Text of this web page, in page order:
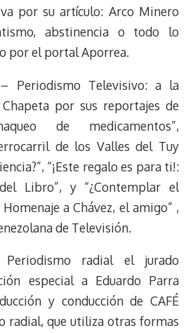
por su artículo: Arco Minero
abstinencia o todo lo
por el portal Aporrea.
Periodismo Televisivo: a la
por sus reportajes de
de medicamentos”,
de los Valles del Tuy
“¡Este regalo es para ti!:
Libro”, y “¿Contemplar el
a Chávez, el amigo” ,
de Televisión.
Periodismo radial el jurado
especial a Eduardo Parra
y conducción de CAFÉ
radial, que utiliza otras formas